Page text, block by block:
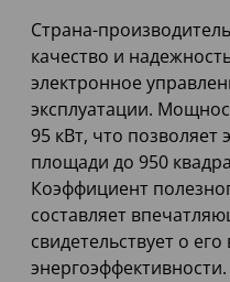
Страна-
качество и
электронное
эксплуатации.
95 кВт, что позволяет
площади до 950
Коэффициент
составляет
свидетельствует о
энергоэффективности.